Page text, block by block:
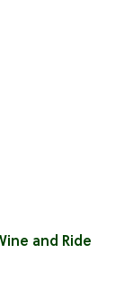
and Ride